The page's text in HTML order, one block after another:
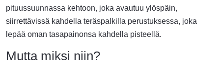
pituussuunnassa kehtoon, joka avautuu ylöspäin,
siirrettävissä kahdella teräspalkilla perustuksessa, joka
lepää oman tasapainonsa kahdella pisteellä.
Mutta miksi niin?